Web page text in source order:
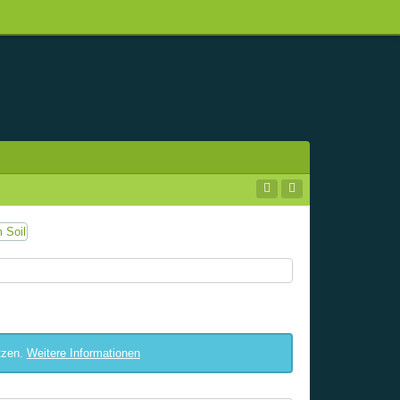
Weitere Informationen